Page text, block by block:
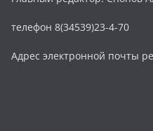
телефон 8(34539)23-4-70
Адрес электронной почты